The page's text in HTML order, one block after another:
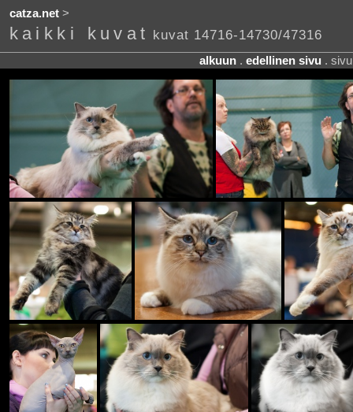
catza.net>
kaikki kuvat kuvat 14716-14730/47316
alkuun . edellinen sivu .